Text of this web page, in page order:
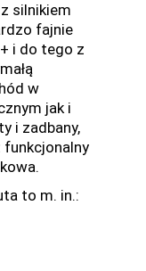
silnikiem
fajnie
i do tego z
w
jak i
i zadbany,
funkcjonalny
to m. in.: